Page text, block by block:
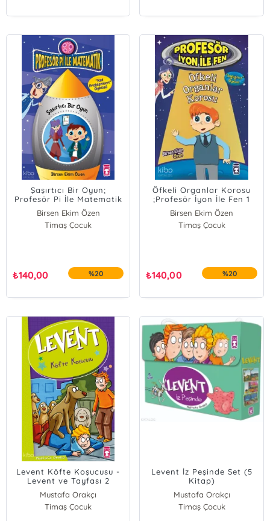
Şaşırtıcı Bir Oyun;
Profesör Pi İle Matematik
2
Birsen Ekim Özen
Timaş Çocuk
₺140,00 %20
Öfkeli Organlar Korosu
;Profesör İyon İle Fen 1
Birsen Ekim Özen
Timaş Çocuk
₺140,00 %20
Levent Köfte Koşucusu -
Levent ve Tayfası 2
Mustafa Orakçı
Timaş Çocuk
Levent İz Peşinde Set (5
Kitap)
Mustafa Orakçı
Timaş Çocuk